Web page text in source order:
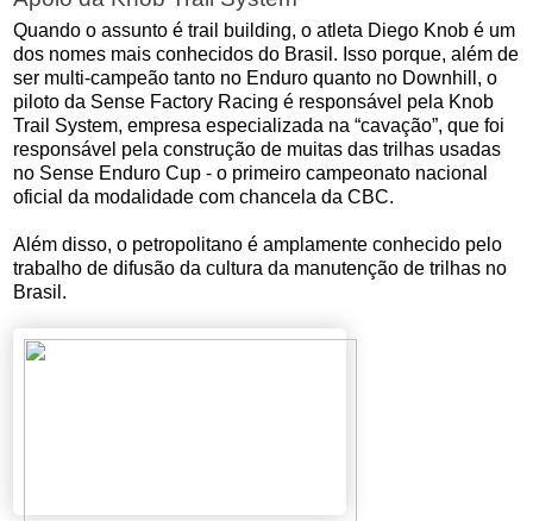
Quando o assunto é trail building, o atleta Diego Knob é um
dos nomes mais conhecidos do Brasil. Isso porque, além de
ser multi-campeão tanto no Enduro quanto no Downhill, o
piloto da Sense Factory Racing é responsável pela Knob
Trail System, empresa especializada na “cavação”, que foi
responsável pela construção de muitas das trilhas usadas
no Sense Enduro Cup - o primeiro campeonato nacional
oficial da modalidade com chancela da CBC.
Além disso, o petropolitano é amplamente conhecido pelo
trabalho de difusão da cultura da manutenção de trilhas no
Brasil.